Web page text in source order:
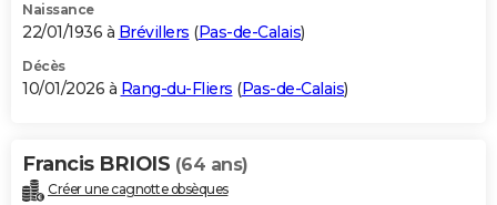
Naissance
22/01/1936 à Brévillers (Pas-de-Calais)
Décès
10/01/2026 à Rang-du-Fliers (Pas-de-Calais)
Francis BRIOIS (64 ans)
Créer une cagnotte obsèques